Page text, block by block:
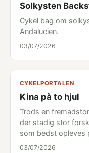
Solkysten
Cykel bag om
Andalucien.
03/07/2026
CYKELPORTALEN
Kina på to hjul
Trods en
der stadig stor
som bedst opleves
03/07/2026